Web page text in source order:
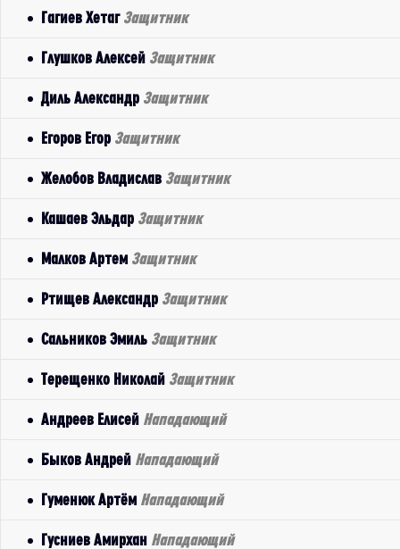
Гагиев Хетаг Защитник
Глушков Алексей Защитник
Диль Александр Защитник
Егоров Егор Защитник
Желобов Владислав Защитник
Кашаев Эльдар Защитник
Малков Артем Защитник
Ртищев Александр Защитник
Сальников Эмиль Защитник
Терещенко Николай Защитник
Андреев Елисей Нападающий
Быков Андрей Нападающий
Гуменюк Артём Нападающий
Гусниев Амирхан Нападающий